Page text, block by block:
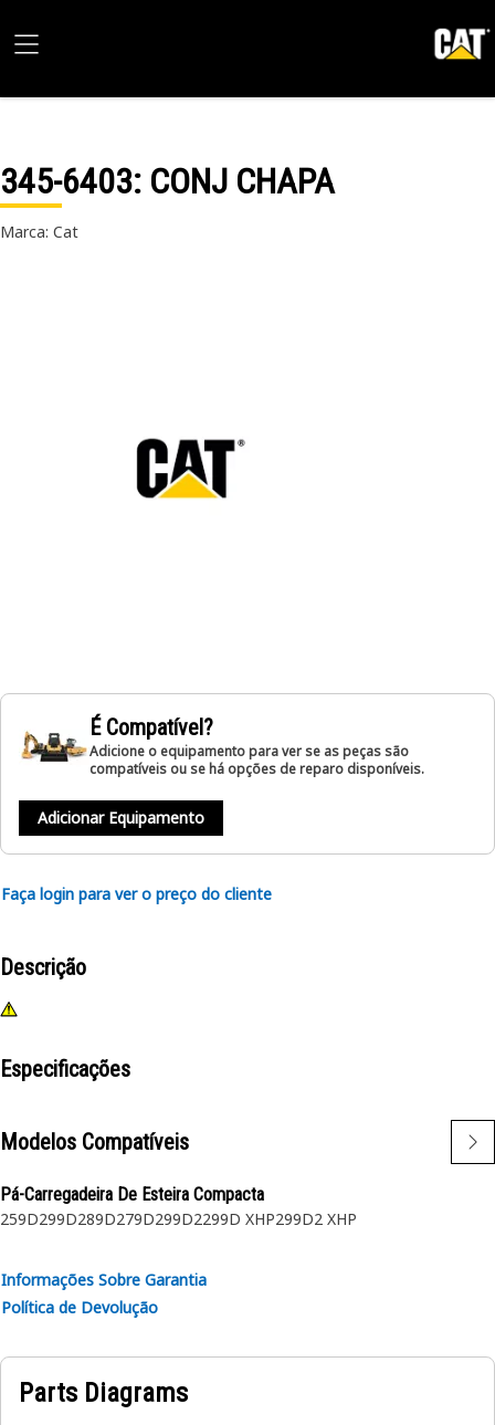
345-6403: CONJ CHAPA
Marca: Cat
É Compatível?
Adicione o equipamento para ver se as peças são
compatíveis ou se há opções de reparo disponíveis.
Adicionar Equipamento
Faça login para ver o preço do cliente
Descrição
Especificações
Modelos Compatíveis
Pá-Carregadeira De Esteira Compacta
259D299D289D279D299D2299D XHP299D2 XHP
Informações Sobre Garantia
Política de Devolução
Parts Diagrams